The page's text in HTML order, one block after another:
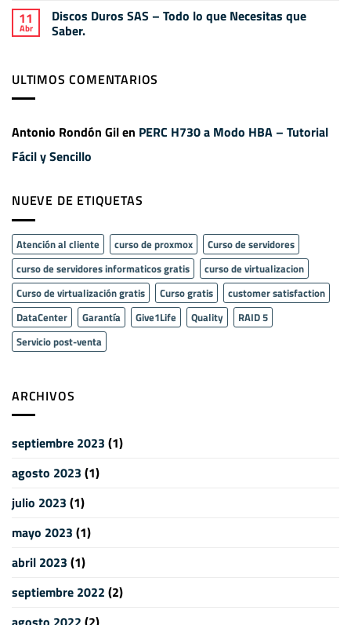
¡Se
Eco-
Friendly
Give1Life!
comentarios
en
PowerEdge
M1000e
Información
11
Abr
Discos Duros SAS – Todo lo que Necesitas que
Saber.
en
Discos
Todo
lo
Necesitas
ULTIMOS COMENTARIOS
Antonio Rondón Gilen PERC H730 a Modo HBA – Tutorial
Fácil y Sencillo
NUEVE DE ETIQUETAS
Atención al cliente curso de proxmox
Curso de servidores
curso de servidores informaticos gratis
curso de virtualizacion
Curso de virtualización gratis
Curso gratis
customer satisfaction
DataCenter
Garantía Give1Life Quality
RAID 5
Servicio post-venta
ARCHIVOS
septiembre 2023 (1)
agosto 2023 (1)
julio 2023 (1)
mayo 2023 (1)
abril 2023 (1)
septiembre 2022 (2)